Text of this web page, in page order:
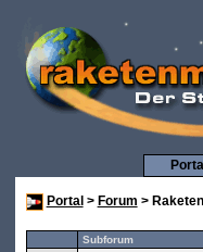
Portal
Portal > Forum >
Subforum